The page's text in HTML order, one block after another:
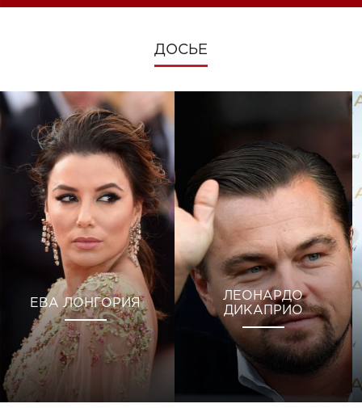
ДОСЬЕ
ЕВА ЛОНГОРИЯ
ЛЕОНАРДО
ДИКАПРИО